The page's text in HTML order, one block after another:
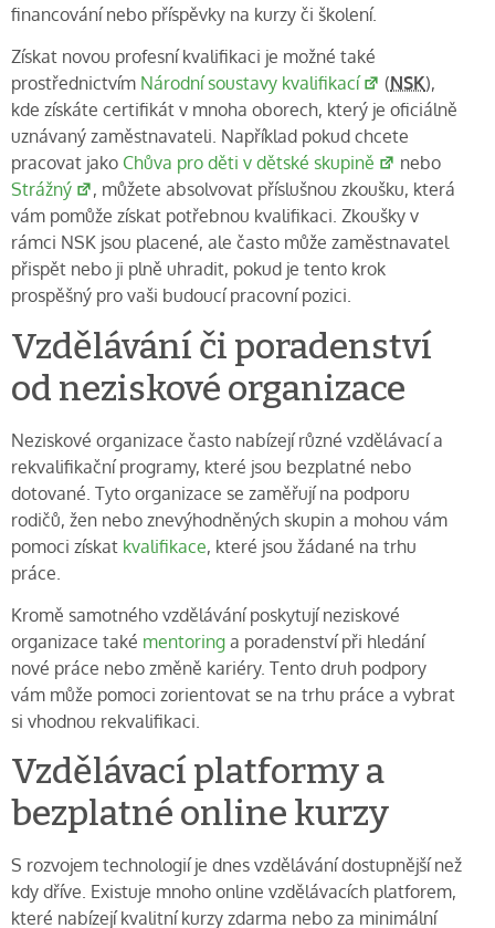
financování nebo příspěvky na kurzy či školení.
Získat novou profesní kvalifikaci je možné také
prostřednictvím Národní soustavy kvalifikací (NSK),
kde získáte certifikát v mnoha oborech, který je oficiálně
uznávaný zaměstnavateli. Například pokud chcete
pracovat jako Chůva pro děti v dětské skupině
nebo
Strážný
, můžete absolvovat příslušnou zkoušku, která
vám pomůže získat potřebnou kvalifikaci. Zkoušky v
rámci NSK jsou placené, ale často může zaměstnavatel
přispět nebo ji plně uhradit, pokud je tento krok
prospěšný pro vaši budoucí pracovní pozici.
Vzdělávání či poradenství
od neziskové organizace
Neziskové organizace často nabízejí různé vzdělávací a
rekvalifikační programy, které jsou bezplatné nebo
dotované. Tyto organizace se zaměřují na podporu
rodičů, žen nebo znevýhodněných skupin a mohou vám
pomoci získat kvalifikace, které jsou žádané na trhu
práce.
Kromě samotného vzdělávání poskytují neziskové
organizace také mentoring a poradenství při hledání
nové práce nebo změně kariéry. Tento druh podpory
vám může pomoci zorientovat se na trhu práce a vybrat
si vhodnou rekvalifikaci.
Vzdělávací platformy a
bezplatné online kurzy
S rozvojem technologií je dnes vzdělávání dostupnější než
kdy dříve. Existuje mnoho online vzdělávacích platforem,
které nabízejí kvalitní kurzy zdarma nebo za minimální